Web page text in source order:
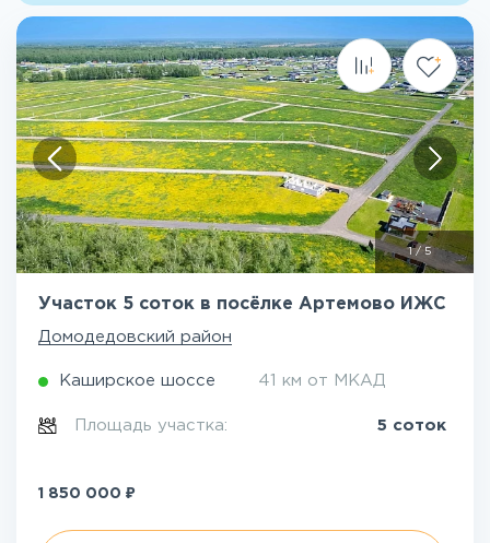
1 /5
Участок 5 соток в посёлке Артемово ИЖС
Домодедовский район
Каширское шоссе 41 км от МКАД
Площадь участка: 5 соток
1 850 000 ₽